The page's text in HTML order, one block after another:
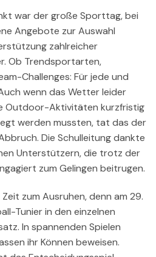
war der große Sporttag, bei
Angebote zur Auswahl
zahlreicher
Ob Trendsportarten,
Challenges: Für jede und
wenn das Wetter leider
Outdoor-Aktivitäten kurzfristig
werden mussten, tat das der
Die Schulleitung dankte
Unterstützern, die trotz der
zum Gelingen beitrugen.
zum Ausruhen, denn am 29.
Tunier in den einzelnen
In spannenden Spielen
ihr Können beweisen.